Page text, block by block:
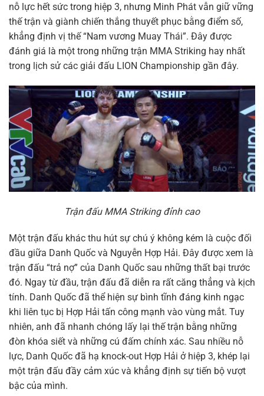
nỗ lực hết sức trong hiệp 3, nhưng Minh Phát vẫn giữ vững
thế trận và giành chiến thắng thuyết phục bằng điểm số,
khẳng định vị thế “Nam vương Muay Thái”. Đây được
đánh giá là một trong những trận MMA Striking hay nhất
trong lịch sử các giải đấu LION Championship gần đây.
Trận đấu MMA Striking đỉnh cao
Một trận đấu khác thu hút sự chú ý không kém là cuộc đối
đầu giữa Danh Quốc và Nguyễn Hợp Hải. Đây được xem là
trận đấu “trả nợ” của Danh Quốc sau những thất bại trước
đó. Ngay từ đầu, trận đấu đã diễn ra rất căng thẳng và kịch
tính. Danh Quốc đã thể hiện sự bình tĩnh đáng kinh ngạc
khi liên tục bị Hợp Hải tấn công mạnh vào vùng mắt. Tuy
nhiên, anh đã nhanh chóng lấy lại thế trận bằng những
đòn khóa siết và những cú đấm chính xác. Sau nhiều nỗ
lực, Danh Quốc đã hạ knock-out Hợp Hải ở hiệp 3, khép lại
một trận đấu đầy cảm xúc và khẳng định sự tiến bộ vượt
bậc của mình.